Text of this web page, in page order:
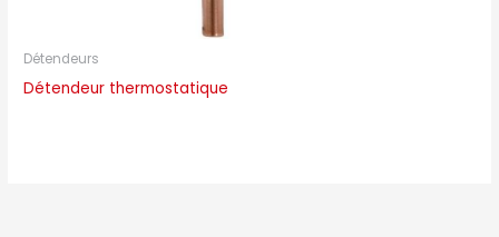
Détendeurs
Détendeur thermostatique